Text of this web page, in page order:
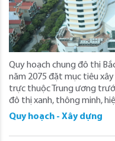
Quy hoạch chung đô thị
năm 2075 đặt mục tiêu
trực thuộc Trung ương
đô thị xanh, thông minh,
Quy hoạch - Xây dựng